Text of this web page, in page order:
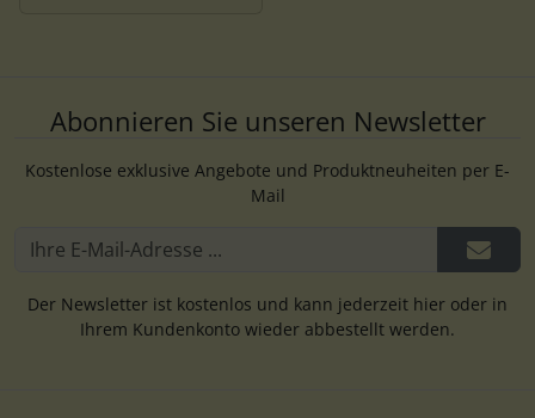
Abonnieren Sie unseren Newsletter
Kostenlose exklusive Angebote und Produktneuheiten per E-
Mail
Der Newsletter ist kostenlos und kann jederzeit hier oder in
Ihrem Kundenkonto wieder abbestellt werden.